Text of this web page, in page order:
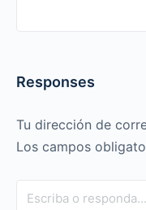
Responses
Tu dirección de
Los campos